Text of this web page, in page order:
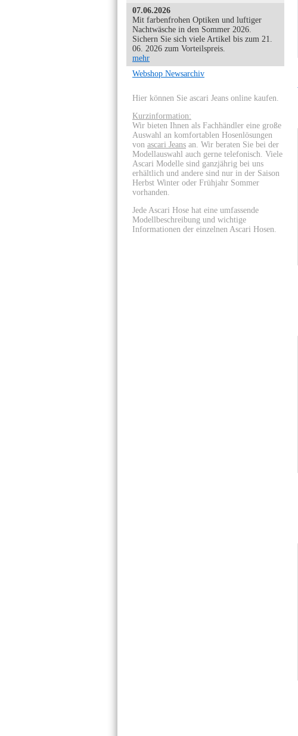
07.06.2026
Mit farbenfrohen Optiken und luftiger
Nachtwäsche in den Sommer 2026.
Sichern Sie sich viele Artikel bis zum 21.
06. 2026 zum Vorteilspreis.
mehr
Webshop Newsarchiv
Hier können Sie ascari Jeans online kaufen.
Kurzinformation:
Wir bieten Ihnen als Fachhändler eine große
Auswahl an komfortablen Hosenlösungen
von ascari Jeans an. Wir beraten Sie bei der
Modellauswahl auch gerne telefonisch. Viele
Ascari Modelle sind ganzjährig bei uns
erhältlich und andere sind nur in der Saison
Herbst Winter oder Frühjahr Sommer
vorhanden.
Jede Ascari Hose hat eine umfassende
Modellbeschreibung und wichtige
Informationen der einzelnen Ascari Hosen.